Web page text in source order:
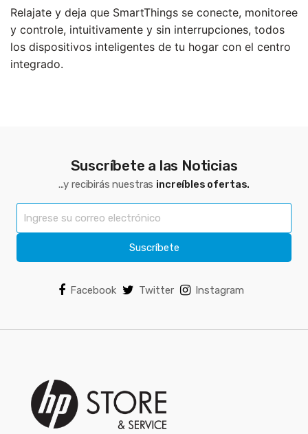
Relajate y deja que SmartThings se conecte, monitoree
y controle, intuitivamente y sin interrupciones, todos
los dispositivos inteligentes de tu hogar con el centro
integrado.
Suscríbete a las Noticias
...y recibirás nuestras increíbles ofertas.
Suscríbete
Facebook Twitter Instagram